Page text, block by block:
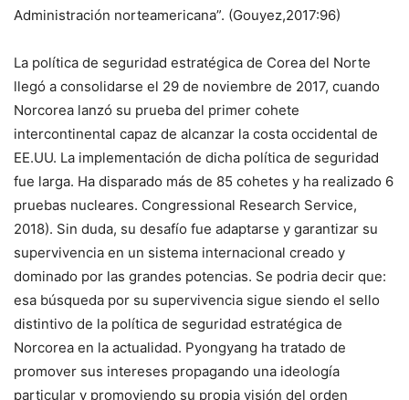
Administración norteamericana”. (Gouyez,2017:96)
La política de seguridad estratégica de Corea del Norte
llegó a consolidarse el 29 de noviembre de 2017, cuando
Norcorea lanzó su prueba del primer cohete
intercontinental capaz de alcanzar la costa occidental de
EE.UU. La implementación de dicha política de seguridad
fue larga. Ha disparado más de 85 cohetes y ha realizado 6
pruebas nucleares. Congressional Research Service,
2018). Sin duda, su desafío fue adaptarse y garantizar su
supervivencia en un sistema internacional creado y
dominado por las grandes potencias. Se podria decir que:
esa búsqueda por su supervivencia sigue siendo el sello
distintivo de la política de seguridad estratégica de
Norcorea en la actualidad. Pyongyang ha tratado de
promover sus intereses propagando una ideología
particular y promoviendo su propia visión del orden